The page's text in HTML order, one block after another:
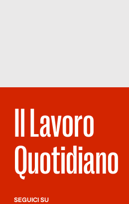
Il Lavoro
Quotidiano
SEGUICI SU